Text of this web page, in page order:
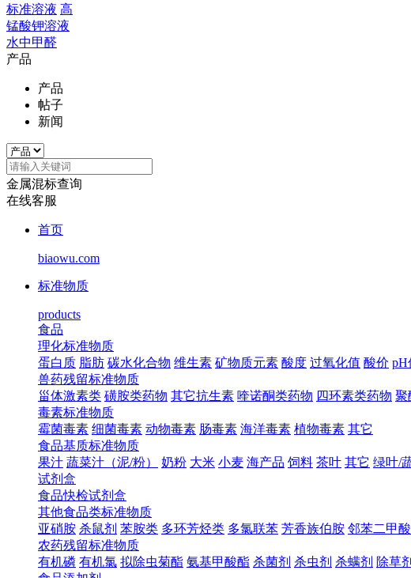
标准溶液 高
锰酸钾溶液
水中甲醛
产品
产品
帖子
新闻
金属混标查询
在线客服
首页
biaowu.com
标准物质
products
食品
理化标准物质
蛋白质 脂肪 碳水化合物 维生素 矿物质元素 酸度 过氧化值 酸价 pH
兽药残留标准物质
甾体激素类 磺胺类药物 其它抗生素 喹诺酮类药物 四环素类药物 聚
毒素标准物质
霉菌毒素 细菌毒素 动物毒素 肠毒素 海洋毒素 植物毒素 其它
食品基质标准物质
果汁 蔬菜汁（泥/粉） 奶粉 大米 小麦 海产品 饲料 茶叶 其它 绿叶/
试剂盒
食品快检试剂盒
其他食品类标准物质
亚硝胺 杀鼠剂 苯胺类 多环芳烃类 多氯联苯 芳香族伯胺 邻苯二甲
农药残留标准物质
有机磷 有机氯 拟除虫菊酯 氨基甲酸酯 杀菌剂 杀虫剂 杀螨剂 除草剂